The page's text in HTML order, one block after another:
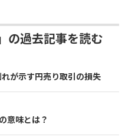
の過去記事を読む
が示す円売り取引の損失
意味とは？